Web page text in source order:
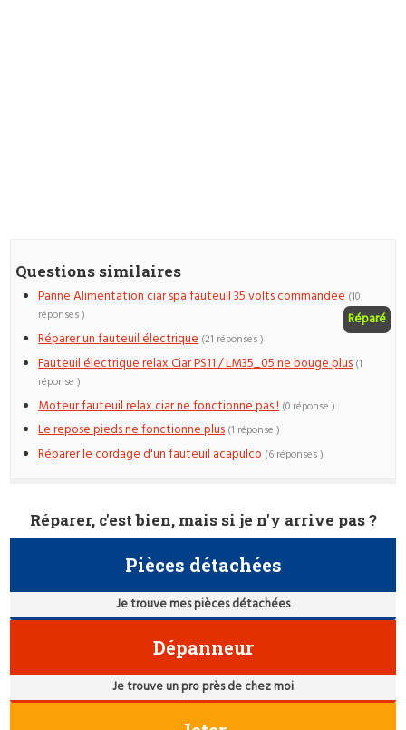
Questions similaires
Panne Alimentation ciar spa fauteuil 35 volts commandee
Réparé
(10
réponses )
Réparer un fauteuil électrique (21 réponses )
Fauteuil électrique relax Ciar PS11 / LM35_05 ne bouge plus (1
réponse )
Moteur fauteuil relax ciar ne fonctionne pas ! (0 réponse )
Le repose pieds ne fonctionne plus (1 réponse )
Réparer le cordage d'un fauteuil acapulco (6 réponses )
Réparer, c'est bien, mais si je n'y arrive pas ?
Pièces détachées
Je trouve mes pièces détachées
Dépanneur
Je trouve un pro près de chez moi